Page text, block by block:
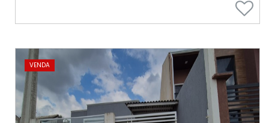
VENDA